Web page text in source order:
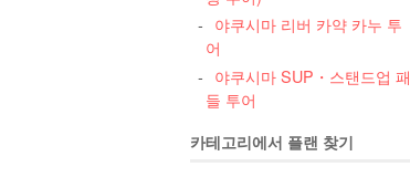
야쿠시마 리버 카약 카누 투
어
야쿠시마 SUP・스탠드업 패
들 투어
카테고리에서 플랜 찾기